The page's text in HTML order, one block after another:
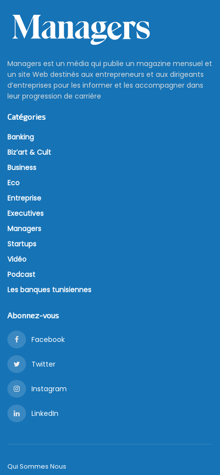
Managers est un média qui publie un magazine mensuel et
un site Web destinés aux entrepreneurs et aux dirigeants
d’entreprises pour les informer et les accompagner dans
leur progression de carrière
Catégories
Banking
Biz’art & Cult
Business
Eco
Entreprise
Executives
Managers
Startups
Vidéo
Podcast
Les banques tunisiennes
Abonnez-vous
Facebook
Twitter
Instagram
LinkedIn
Qui Sommes Nous